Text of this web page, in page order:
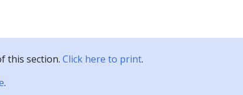
this section. Click here to print.
.